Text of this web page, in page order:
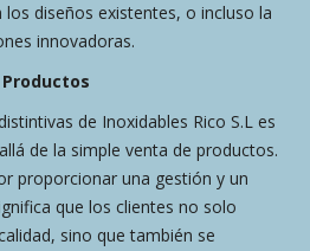
diseños existentes, o incluso la
innovadoras.
de Inoxidables Rico S.L es
de la simple venta de productos.
proporcionar una gestión y un
que los clientes no solo
sino que también se